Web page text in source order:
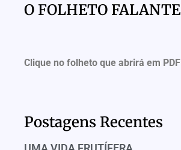
O FOLHETO FALANTE
Clique no folheto que abrirá em PDF
Postagens Recentes